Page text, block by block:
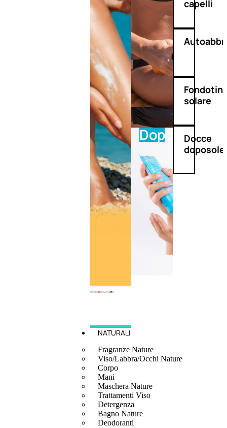
Doposole
capelli
solare
Docce
doposole
NATURALI
Fragranze Nature
Viso/Labbra/Occhi Nature
Corpo
Mani
Maschera Nature
Trattamenti Viso
Detergenza
Bagno Nature
Deodoranti